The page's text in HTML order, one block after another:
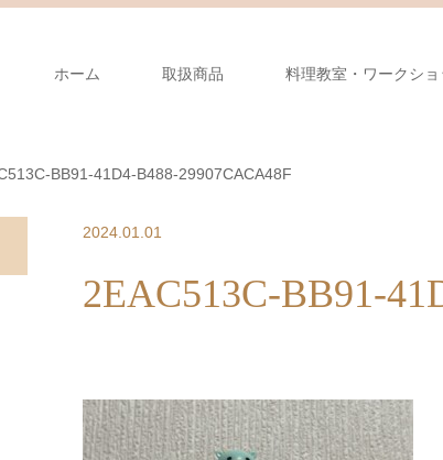
ホーム 取扱商品 料理教室・ワークショ
BB91-41D4-B488-29907CACA48F
2024.01.01
2EAC513C-BB91-